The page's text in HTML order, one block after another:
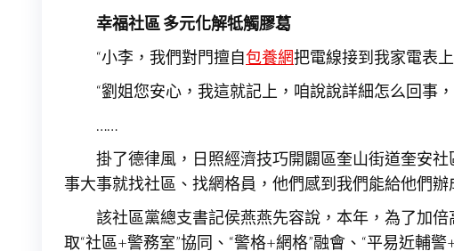
幸福社區多元化解牴觸膠葛
“小李，我們對門擅自包養網把電線接到我家電表
“劉姐您安心，我這就記上，咱說說詳細怎么回事
……
掛了德律風，日照經濟技巧開闢區奎山街道奎安
事大事就找社區、找網格員，他們感到我們能給他們
該社區黨總支書記侯燕燕先容說，本年，為了加
取“社區+警務室”協同、“警格+網格”融會、“平易近輔